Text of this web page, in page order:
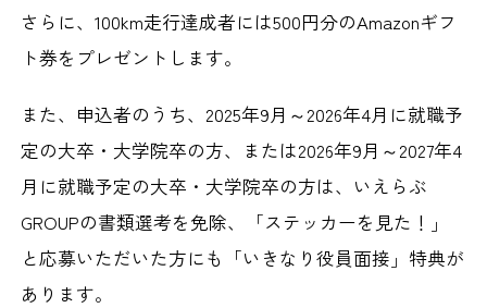
さらに、100km走行達成者には500円分のAmazonギフ
ト券をプレゼントします。
また、申込者のうち、2025年9月～2026年4月に就職予
定の大卒・大学院卒の方、または2026年9月～2027年4
月に就職予定の大卒・大学院卒の方は、いえらぶ
GROUPの書類選考を免除、「ステッカーを見た！」
と応募いただいた方にも「いきなり役員面接」特典が
あります。